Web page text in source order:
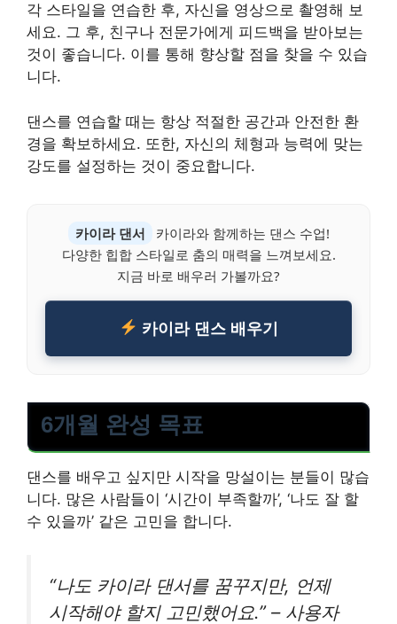
각 스타일을 연습한 후, 자신을 영상으로 촬영해 보
세요. 그 후, 친구나 전문가에게 피드백을 받아보는
것이 좋습니다. 이를 통해 향상할 점을 찾을 수 있습
니다.
댄스를 연습할 때는 항상 적절한 공간과 안전한 환
경을 확보하세요. 또한, 자신의 체형과 능력에 맞는
강도를 설정하는 것이 중요합니다.
카이라 댄서
카이라와 함께하는 댄스 수업!
다양한 힙합 스타일로 춤의 매력을 느껴보세요.
지금 바로 배우러 가볼까요?
카이라 댄스 배우기
6개월 완성 목표
댄스를 배우고 싶지만 시작을 망설이는 분들이 많습
니다. 많은 사람들이 ‘시간이 부족할까’, ‘나도 잘 할
수 있을까’ 같은 고민을 합니다.
“나도 카이라 댄서를 꿈꾸지만, 언제
시작해야 할지 고민했어요.” – 사용자